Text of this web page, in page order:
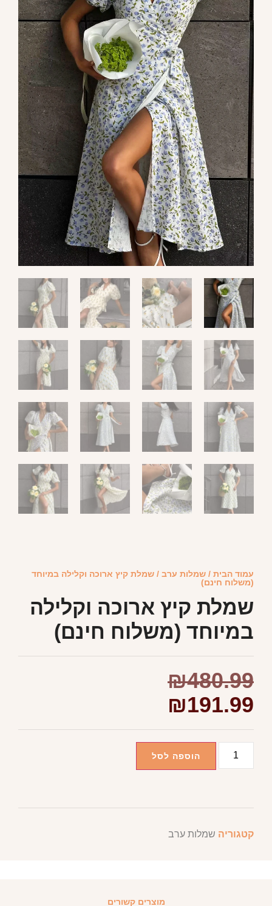
עמוד הבית / שמלות ערב / שמלת קיץ ארוכה וקלילה במיוחד
(משלוח חינם)
שמלת קיץ ארוכה וקלילה
במיוחד (משלוח חינם)
₪480.99
₪191.99
הוספה לסל
קטגוריה שמלות ערב
מוצרים קשורים